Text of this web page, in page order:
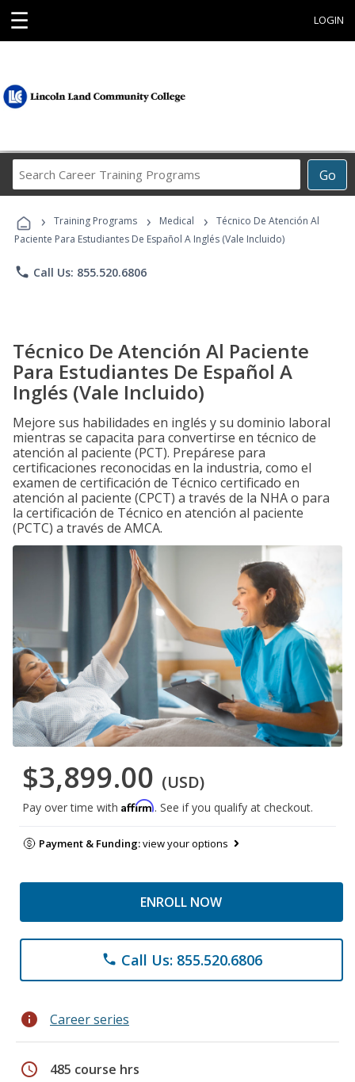
☰ LOGIN
Go
Career
Programs
› Training Programs › Medical ›
Técnico De Atención Al
Paciente Para Estudiantes De Español A Inglés (Vale Incluido)
phone Call Us: 855.520.6806
Técnico De Atención Al Paciente
Para Estudiantes De Español A
Inglés (Vale Incluido)
Mejore sus habilidades en inglés y su dominio laboral
mientras se capacita para convertirse en técnico de
atención al paciente (PCT). Prepárese para
certificaciones reconocidas en la industria, como el
examen de certificación de Técnico certificado en
atención al paciente (CPCT) a través de la NHA o para
la certificación de Técnico en atención al paciente
(PCTC) a través de AMCA.
$3,899.00 (USD)
Pay over time with Affirm. See if you qualify at checkout.
Payment & Funding:view your options
ENROLL NOW
phone Call Us: 855.520.6806
info Career series
schedule 485 course hrs